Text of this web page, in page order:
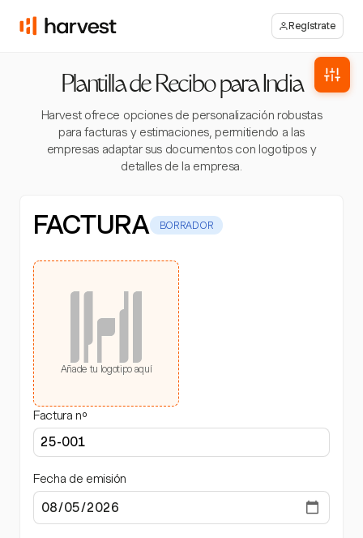
Regístrate
Plantilla de Recibo para India
Harvest ofrece opciones de personalización robustas
para facturas y estimaciones, permitiendo a las
empresas adaptar sus documentos con logotipos y
detalles de la empresa.
FACTURA BORRADOR
Añade tu logotipo aquí
Factura nº
Fecha de emisión